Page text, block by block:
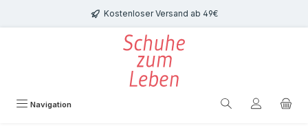
Zum Hauptinhalt springen Kostenloser Versand ab 49€
Navigation